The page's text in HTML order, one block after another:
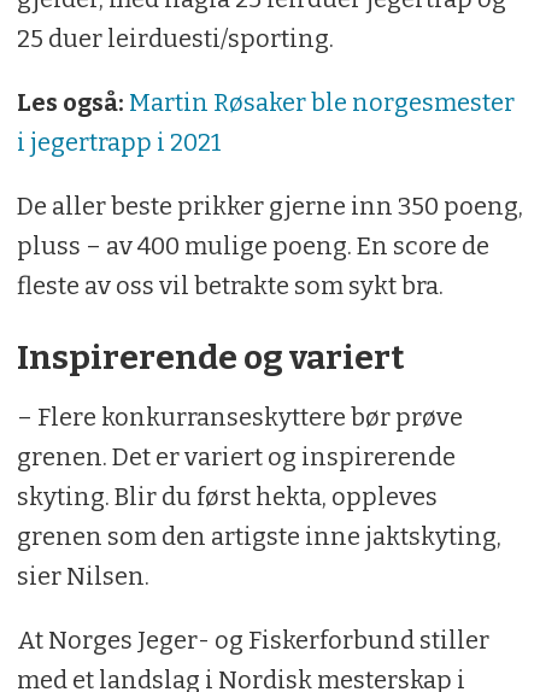
25 duer leirduesti/sporting.
Les også: Martin Røsaker ble norgesmester
i jegertrapp i 2021
De aller beste prikker gjerne inn 350 poeng,
pluss – av 400 mulige poeng. En score de
fleste av oss vil betrakte som sykt bra.
Inspirerende og variert
– Flere konkurranseskyttere bør prøve
grenen. Det er variert og inspirerende
skyting. Blir du først hekta, oppleves
grenen som den artigste inne jaktskyting,
sier Nilsen.
At Norges Jeger- og Fiskerforbund stiller
med et landslag i Nordisk mesterskap i